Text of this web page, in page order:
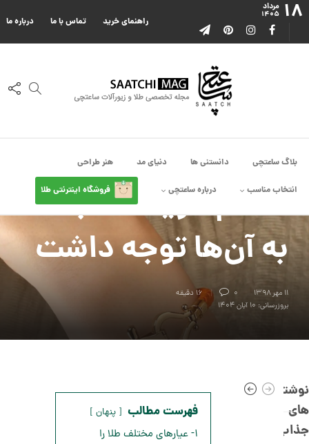
۱۸ مرداد
۱۴۰۵
درباره ما تماس با ما راهنمای خرید
بلاگ ساعتچی دانستنی ها دنیای مد هنر طراحی
انتخاب مناسب درباره ساعتچی فروشگاه اینترنتی طلا
۵ نکته‌ای که باید به
هنگام خرید دستبند طلا
به آن‌ها توجه داشت
۱۱ مهر ۱۳۹۸ 0
16 دقیقه
بروزرسانی: ۱۰ آبان ۱۴۰۴
فهرست مطالب پنهان
۱- عیارهای مختلف طلا را
نوشته
های
جذاب